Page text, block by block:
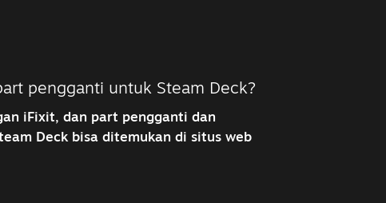
pengganti untuk Steam Deck?
iFixit, dan part pengganti dan
Deck bisa ditemukan di situs web